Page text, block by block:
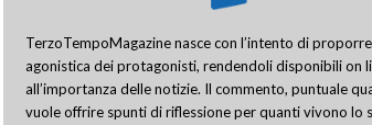
TerzoTempoMagazine nasce con l’intento di
agonistica dei protagonisti, rendendoli disponibili on
all’importanza delle notizie. Il commento, puntuale
vuole offrire spunti di riflessione per quanti vivono lo